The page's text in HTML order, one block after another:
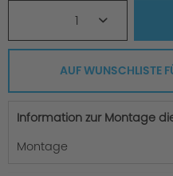
1
AUF WUNSCHLISTE
Information zur Montage
Montage